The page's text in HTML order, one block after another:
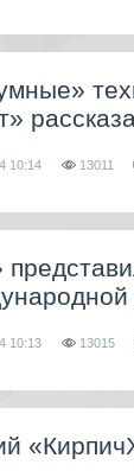
10:14 13011
10:13 13015